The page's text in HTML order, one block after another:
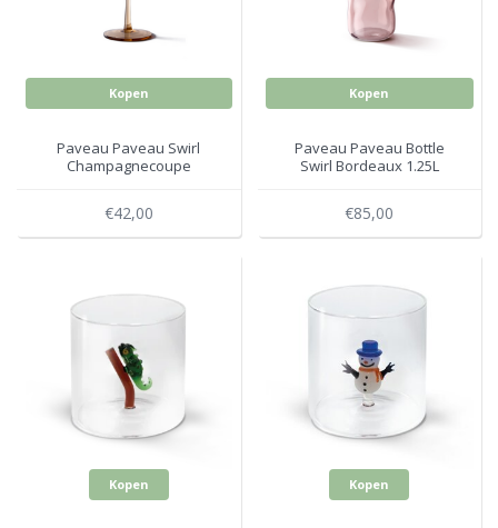
Kopen
Paveau Paveau Swirl
Champagnecoupe
€42,00
Kopen
Paveau Paveau Bottle
Swirl Bordeaux 1.25L
€85,00
Kopen Kopen